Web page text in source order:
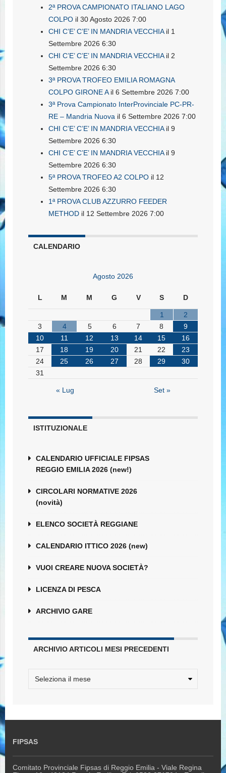
2ª PROVA CAMPIONATO ITALIANO LAGO
COLPO il 30 Agosto 2026 7:00
CHI C’E’ C’E’ IN MANDRIA VECCHIAil 1
Settembre 2026 6:30
CHI C’E’ C’E’ IN MANDRIA VECCHIAil 2
Settembre 2026 6:30
3ª PROVA TROFEO EMILIA ROMAGNA
COLPO GIRONE Ail 6 Settembre 2026 7:00
3ª Prova Campionato InterProvinciale PC-PR-
RE – Mandria Nuova il 6 Settembre 2026 7:00
CHI C’E’ C’E’ IN MANDRIA VECCHIAil 9
Settembre 2026 6:30
CHI C’E’ C’E’ IN MANDRIA VECCHIAil 9
Settembre 2026 6:30
5ª PROVA TROFEO A2 COLPO il 12
Settembre 2026 6:30
1ª PROVA CLUB AZZURRO FEEDER
METHOD il 12 Settembre 2026 7:00
CALENDARIO
Agosto 2026
L M M G V S D
1
2
3
4 5 6 7 8
9
10
11 12 13 14 15
16
17
18 19 20 21 22
23
24
25 26 27 28 29
30
31
« Lug Set »
ISTITUZIONALE
CALENDARIO UFFICIALE FIPSAS
REGGIO EMILIA 2026 (new!)
CIRCOLARI NORMATIVE 2026
(novità)
ELENCO SOCIETÀ REGGIANE
CALENDARIO ITTICO 2026 (new)
VUOI CREARE NUOVA SOCIETÀ?
LICENZA DI PESCA
ARCHIVIO GARE
ARCHIVIO ARTICOLI MESI PRECEDENTI
FIPSAS
Comitato Provinciale Fipsas di Reggio Emilia - Viale Regina